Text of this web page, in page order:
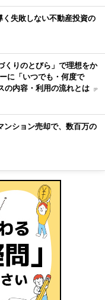
失敗しない不動産投資の
くりのとびら」で理想をか
に「いつでも・何度で
の内容・利用の流れとは [P
ンション売却で、数百万の